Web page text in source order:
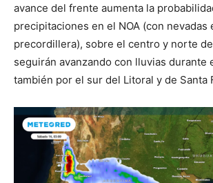
avance del frente aumenta la
precipitaciones en el NOA (con nevadas
precordillera), sobre el centro y norte
seguirán avanzando con lluvias durante
también por el sur del Litoral y de Santa